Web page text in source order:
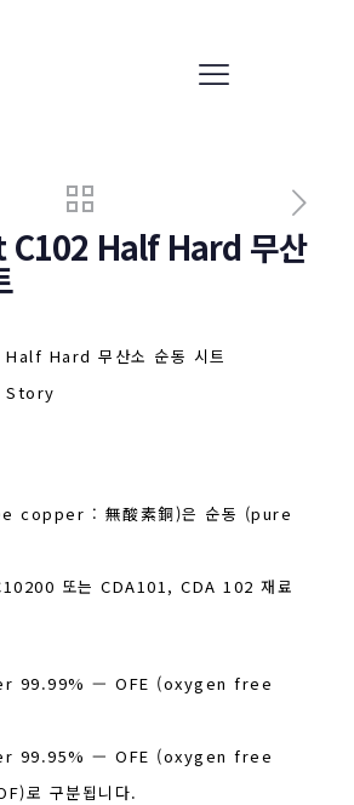
C102 Half Hard 무산
Hard 무산소 순동 시트
Story
copper : 無酸素銅)은 순동 (pure
또는 CDA101, CDA 102 재료
99.99% — OFE (oxygen free
99.95% — OFE (oxygen free
로 구분됩니다.